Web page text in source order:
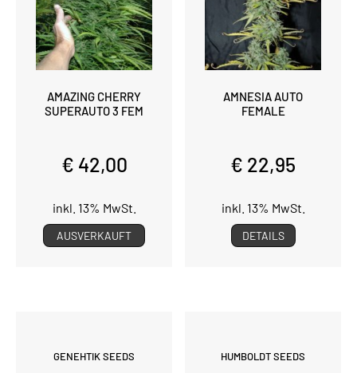
AMAZING CHERRY
SUPERAUTO 3 FEM
€ 42,00
inkl. 13% MwSt.
AUSVERKAUFT
AMNESIA AUTO
FEMALE
€ 22,95
inkl. 13% MwSt.
DETAILS
GENEHTIK SEEDS HUMBOLDT SEEDS